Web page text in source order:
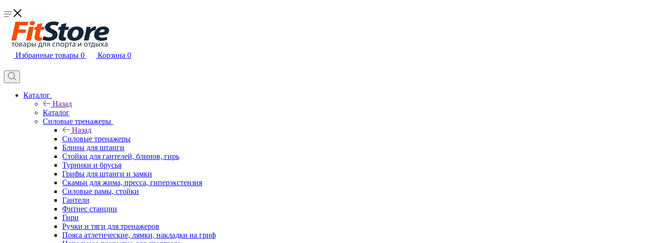
Избранные товары 0 Корзина 0
Каталог
Назад
Каталог
Силовые тренажеры
Назад
Силовые тренажеры
Блины для штанги
Стойки для гантелей, блинов, гирь
Турники и брусья
Грифы для штанги и замки
Скамьи для жима, пресса, гиперэкстензия
Силовые рамы, стойки
Гантели
Фитнес станции
Гири
Ручки и тяги для тренажеров
Пояса атлетические, лямки, накладки на гриф